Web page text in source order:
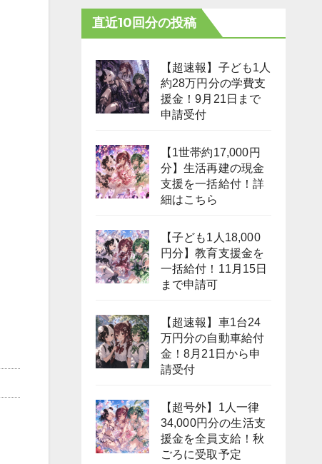
直近10回分の投稿
【超速報】子ども1人
約28万円分の学費支
援金！9月21日まで
申請受付
【1世帯約17,000円
分】生活再建の現金
支援を一括給付！詳
細はこちら
【子ども1人18,000
円分】教育支援金を
一括給付！11月15日
まで申請可
【超速報】車1台24
万円分の自動車給付
金！8月21日から申
請受付
【超号外】1人一律
34,000円分の生活支
援金を全員支給！秋
ごろに受取予定